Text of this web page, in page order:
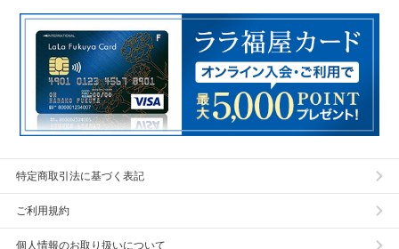
特定商取引法に基づく表記
ご利用規約
個人情報のお取り扱いについて